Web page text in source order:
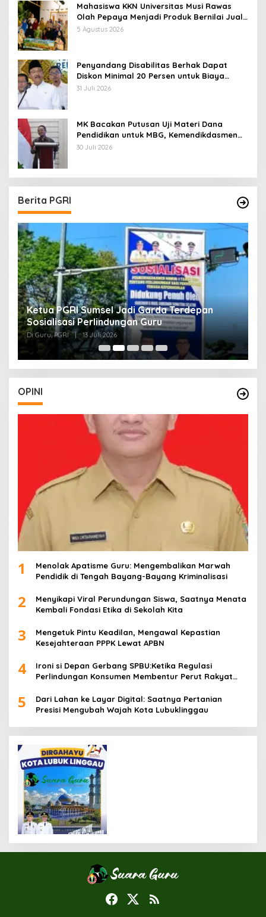
Mahasiswa KKN Universitas Musi Rawas
Olah Pepaya Menjadi Produk Bernilai Jual
Tinggi, Dorong UMKM Desa Air Satan
5 Agustus 2026
Penyandang Disabilitas Berhak Dapat
Diskon Minimal 20 Persen untuk Biaya
Sekolah dan Kuliah
31 Juli 2026
MK Bacakan Putusan Uji Materi Dana
Pendidikan untuk MBG, Kemendikdasmen
Tunggu Implikasi Putusan
30 Juli 2026
Berita PGRI
Ketua PGRI Sumsel Jadi Garda Terdepan
Sosialisasi Perlindungan Guru
Di Guru, PGRI | 13 Juli 2026
OPINI
1
Menolak Apatisme Guru: Mengembalikan Marwah
Pendidik di Tengah Bayang-Bayang Kriminalisasi
2
Menyikapi Viral Perundungan Siswa, Saatnya Menata
Kembali Fondasi Etika di Sekolah Kita
3
Mengetuk Pintu Keadilan, Mengawal Kepastian
Kesejahteraan PPPK Lewat APBN
4
Ironi si Depan Gerbang SPBU:Ketika Regulasi
Perlindungan Konsumen Membentur Perut Rakyat
5
Dari Lahan ke Layar Digital: Saatnya Pertanian
Presisi Mengubah Wajah Kota Lubuklinggau